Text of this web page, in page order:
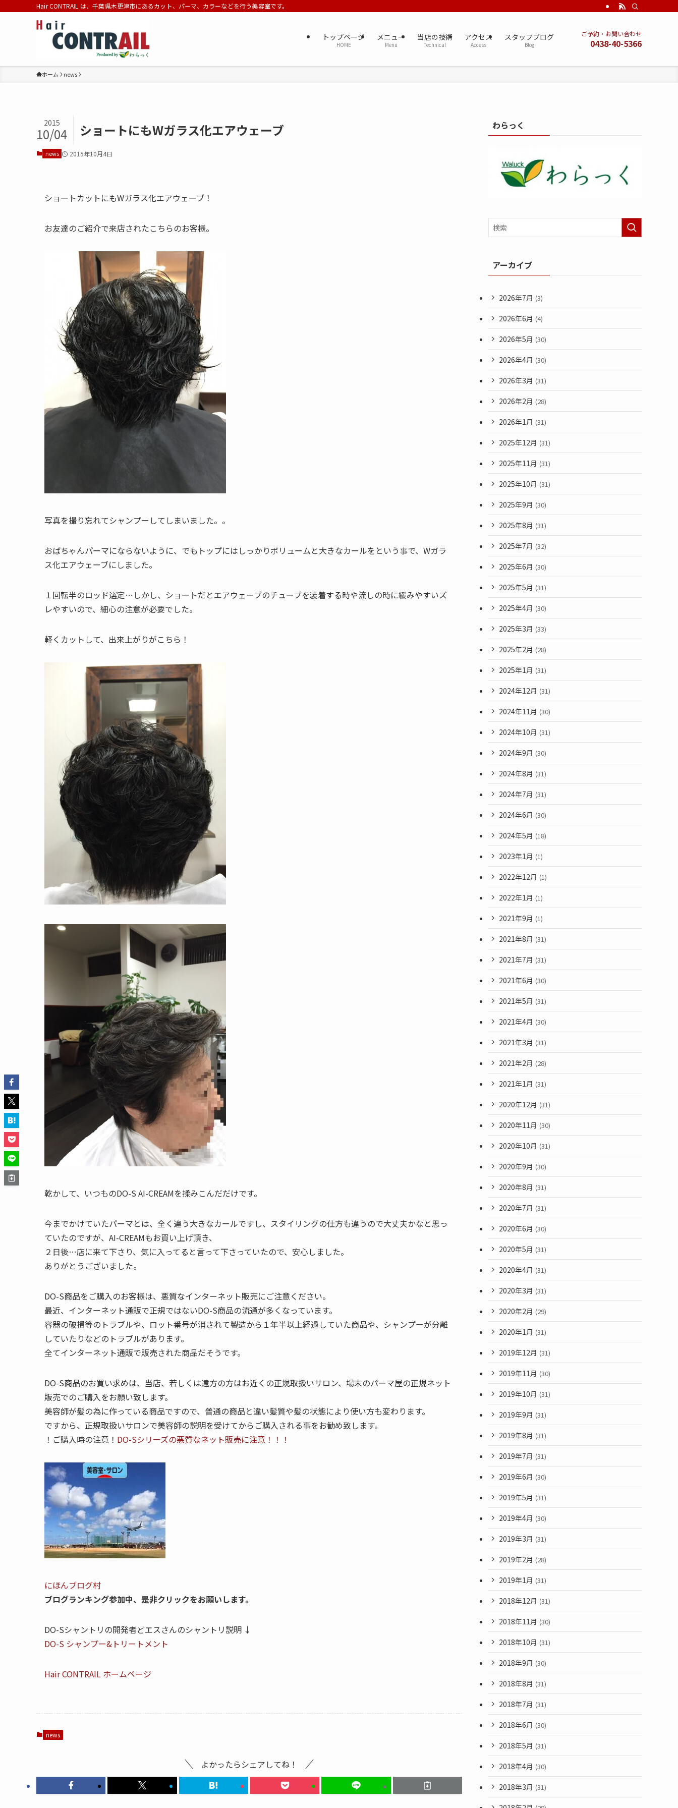
Hair CONTRAIL は、千葉県木更津市にあるカット、パーマ、カラーなどを行う美容室です。
トップページ
HOME
メニュー
Menu
当店の技術
Technical
アクセス
Access
スタッフブログ
Blog
ご予約・お問い合わせ
0438-40-5366
ホーム news
ショートにもWガラス化エアウェーブ
2015
10/04
news 2015年10月4日
ショートカットにもWガラス化エアウェーブ！
お友達のご紹介で来店されたこちらのお客様。
写真を撮り忘れてシャンプーしてしまいました。。
おばちゃんパーマにならないように、でもトップにはしっかりボリュームと大きなカールをという事で、Wガラ
ス化エアウェーブにしました。
１回転半のロッド選定…しかし、ショートだとエアウェーブのチューブを装着する時や流しの時に緩みやすいズ
レやすいので、細心の注意が必要でした。
軽くカットして、出来上がりがこちら！
乾かして、いつものDO-S AI-CREAMを揉みこんだだけです。
今までかけていたパーマとは、全く違う大きなカールですし、スタイリングの仕方も違うので大丈夫かなと思っ
ていたのですが、AI-CREAMもお買い上げ頂き、
２日後…店に来て下さり、気に入ってると言って下さっていたので、安心しました。
ありがとうございました。
DO-S商品をご購入のお客様は、悪質なインターネット販売にご注意ください。
最近、インターネット通販で正規ではないDO-S商品の流通が多くなっています。
容器の破損等のトラブルや、ロット番号が消されて製造から１年半以上経過していた商品や、シャンプーが分離
していたりなどのトラブルがあります。
全てインターネット通販で販売された商品だそうです。
DO-S商品のお買い求めは、当店、若しくは遠方の方はお近くの正規取扱いサロン、場末のパーマ屋の正規ネット
販売でのご購入をお願い致します。
美容師が髪の為に作っている商品ですので、普通の商品と違い髪質や髪の状態により使い方も変わります。
ですから、正規取扱いサロンで美容師の説明を受けてからご購入される事をお勧め致します。
！ご購入時の注意！ DO-Sシリーズの悪質なネット販売に注意！！！
にほんブログ村
ブログランキング参加中、是非クリックをお願いします。
DO-Sシャントリの開発者どエスさんのシャントリ説明 ↓
DO-S シャンプー&トリートメント
Hair CONTRAIL ホームページ
news
よかったらシェアしてね！
わらっく
アーカイブ
2026年7月 (3)
2026年6月 (4)
2026年5月 (30)
2026年4月 (30)
2026年3月 (31)
2026年2月 (28)
2026年1月 (31)
2025年12月 (31)
2025年11月 (31)
2025年10月 (31)
2025年9月 (30)
2025年8月 (31)
2025年7月 (32)
2025年6月 (30)
2025年5月 (31)
2025年4月 (30)
2025年3月 (33)
2025年2月 (28)
2025年1月 (31)
2024年12月 (31)
2024年11月 (30)
2024年10月 (31)
2024年9月 (30)
2024年8月 (31)
2024年7月 (31)
2024年6月 (30)
2024年5月 (18)
2023年1月 (1)
2022年12月 (1)
2022年1月 (1)
2021年9月 (1)
2021年8月 (31)
2021年7月 (31)
2021年6月 (30)
2021年5月 (31)
2021年4月 (30)
2021年3月 (31)
2021年2月 (28)
2021年1月 (31)
2020年12月 (31)
2020年11月 (30)
2020年10月 (31)
2020年9月 (30)
2020年8月 (31)
2020年7月 (31)
2020年6月 (30)
2020年5月 (31)
2020年4月 (31)
2020年3月 (31)
2020年2月 (29)
2020年1月 (31)
2019年12月 (31)
2019年11月 (30)
2019年10月 (31)
2019年9月 (31)
2019年8月 (31)
2019年7月 (31)
2019年6月 (30)
2019年5月 (31)
2019年4月 (30)
2019年3月 (31)
2019年2月 (28)
2019年1月 (31)
2018年12月 (31)
2018年11月 (30)
2018年10月 (31)
2018年9月 (30)
2018年8月 (31)
2018年7月 (31)
2018年6月 (30)
2018年5月 (31)
2018年4月 (30)
2018年3月 (31)